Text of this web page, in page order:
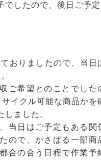
したので、後日ご予
おりましたので、当日
ご希望とのことでした
イクル可能な商品かを
ました。
当日はご予定もある関
ので、かさばる一部商
合の合う日程で作業予